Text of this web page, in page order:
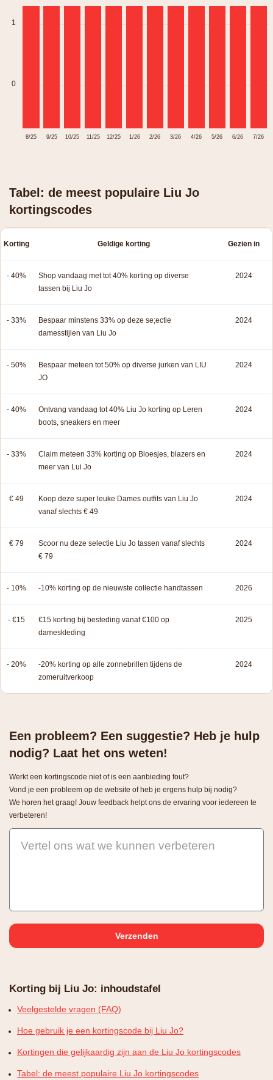
1
0
8/25 9/25 10/25 11/25 12/25 1/26 2/26 3/26 4/26 5/26 6/26 7/26
Tabel: de meest populaire Liu Jo
kortingscodes
Korting Geldige korting Gezien in
- 40%
Shop vandaag met tot 40% korting op diverse
tassen bij Liu Jo
2024
- 33%
Bespaar minstens 33% op deze se;ectie
damesstijlen van Liu Jo
2024
- 50%
Bespaar meteen tot 50% op diverse jurken van LIU
JO
2024
- 40%
Ontvang vandaag tot 40% Liu Jo korting op Leren
boots, sneakers en meer
2024
- 33%
Claim meteen 33% korting op Bloesjes, blazers en
meer van Lui Jo
2024
€ 49
Koop deze super leuke Dames outfits van Liu Jo
vanaf slechts € 49
2024
€ 79
Scoor nu deze selectie Liu Jo tassen vanaf slechts
€ 79
2024
- 10% -10% korting op de nieuwste collectie handtassen 2026
- €15
€15 korting bij besteding vanaf €100 op
dameskleding
2025
- 20%
-20% korting op alle zonnebrillen tijdens de
zomeruitverkoop
2024
Een probleem? Een suggestie? Heb je hulp
nodig? Laat het ons weten!
Werkt een kortingscode niet of is een aanbieding fout?
Vond je een probleem op de website of heb je ergens hulp bij nodig?
We horen het graag! Jouw feedback helpt ons de ervaring voor iedereen te
verbeteren!
Vertel ons wat we kunnen verbeteren
Korting bij Liu Jo: inhoudstafel
Veelgestelde vragen (FAQ)
Hoe gebruik je een kortingscode bij Liu Jo?
Kortingen die gelijkaardig zijn aan de Liu Jo kortingscodes
Tabel: de meest populaire Liu Jo kortingscodes